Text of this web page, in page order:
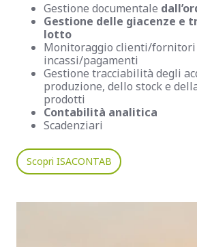
Gestione documentale
Gestione delle giacenze e
lotto
Monitoraggio clienti/fornitori
incassi/pagamenti
Gestione tracciabilità degli
produzione, dello stock e
prodotti
Contabilità analitica
Scadenziari
Scopri ISACONTAB